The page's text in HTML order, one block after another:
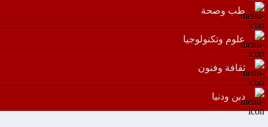
طب وصحة
علوم وتكنولوجيا
ثقافة وفنون
دين ودنيا